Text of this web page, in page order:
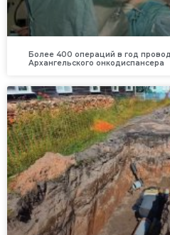
Более 400 операций в год
Архангельского онкодиспансера